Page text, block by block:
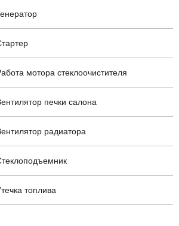
мотора стеклоочистителя
печки салона
радиатора
топлива